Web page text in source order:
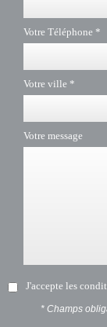
Votre Téléphone *
Votre ville *
Votre message
J'accepte les
* Champs